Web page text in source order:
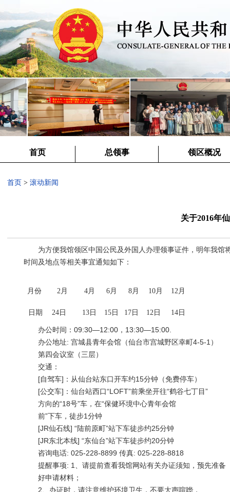
首页 总领事 领区概况
首页 > 滚动新闻
关于2016年
为方便我馆领区中国公民及外国人办理领事证件，明年我馆
时间及地点等相关事宜通知如下：
月份 2月 4月 6月 8月 10月 12月
日期 24日 13日 15日 17日 12日 14日
办公时间：09:30—12:00，13:30—15:00.
办公地址: 宫城县青年会馆（仙台市宫城野区幸町4-5-1）
第四会议室（三层）
交通：
[自驾车]：从仙台站东口开车约15分钟（免费停车）
[公交车]：仙台站西口“LOFT”前乘坐开往“鹤谷七丁目”
方向的“18号”车，在“保健环境中心青年会馆
前”下车，徒步1分钟
[JR仙石线] “陆前原町”站下车徒步约25分钟
[JR东北本线] “东仙台”站下车徒步约20分钟
咨询电话: 025-228-8899 传真: 025-228-8818
提醒事项: 1、请提前查看我馆网站有关办证须知，预先准备
好申请材料；
2、办证时，请注意维护环境卫生，不要大声喧哗，